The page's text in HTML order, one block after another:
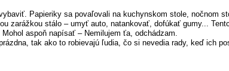
Papieriky sa povaľovali na kuchynskom stole, nočnom
zarážkou stálo – umyť auto, natankovať, dofúkať gumy...
aspoň napísať – Nemilujem ťa, odchádzam.
tak ako to robievajú ľudia, čo si nevedia rady, keď ich